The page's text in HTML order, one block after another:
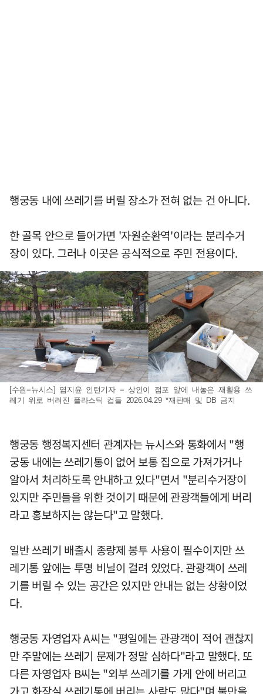
행궁동 내에 쓰레기를 버릴 장소가 전혀 없는 건 아니다.
한 골목 안으로 들어가면 '자원순환역'이라는 분리수거
장이 있다. 그러나 이곳은 공식적으로 주민 전용이다.
[수원=뉴시스] 염지윤 인턴기자 = 상인이 점포 앞에 내놓은 재활용 쓰
레기 위로 버려진 플라스틱 컵들 2026.04.29 *재판매 및 DB 금지
행궁동 행정복지센터 관계자는 뉴시스와 통화에서 "행
궁동 내에는 쓰레기통이 없어 보통 집으로 가져가거나
알아서 처리하도록 안내하고 있다"면서 "분리수거장이
있지만 주민들을 위한 것이기 때문에 관광객들에게 버리
라고 홍보하지는 않는다"고 말했다.
일반 쓰레기 배출시 종량제 봉투 사용이 필수이지만 쓰
레기통 앞에는 투명 비닐이 걸려 있었다. 관광객이 쓰레
기를 버릴 수 있는 공간은 있지만 안내는 없는 상황이었
다.
행궁동 자영업자 A씨는 "평일에는 관광객이 적어 괜찮지
만 주말에는 쓰레기 문제가 정말 심하다"라고 말했다. 또
다른 자영업자 B씨는 "외부 쓰레기를 가게 안에 버리고